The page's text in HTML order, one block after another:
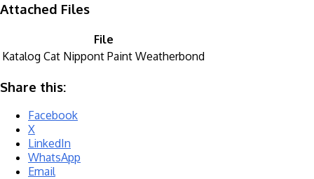
Attached Files
File
Katalog Cat Nippont Paint Weatherbond
Share this:
Facebook
X
LinkedIn
WhatsApp
Email